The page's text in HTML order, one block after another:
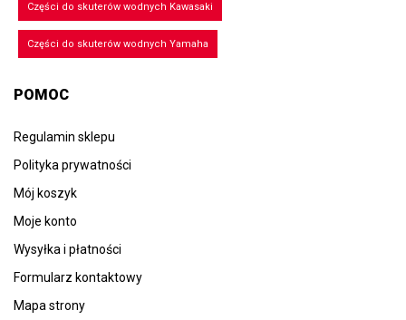
Części do skuterów wodnych Kawasaki
Części do skuterów wodnych Yamaha
POMOC
Regulamin sklepu
Polityka prywatności
Mój koszyk
Moje konto
Wysyłka i płatności
Formularz kontaktowy
Mapa strony